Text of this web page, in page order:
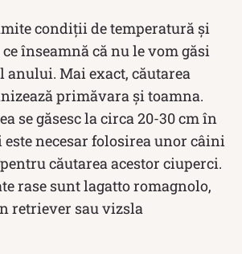
condiții de temperatură și
înseamnă că nu le vom găsi
anului. Mai exact, căutarea
primăvara și toamna.
se găsesc la circa 20-30 cm în
necesar folosirea unor câini
căutarea acestor ciuperci.
rase sunt lagatto romagnolo,
retriever sau vizsla